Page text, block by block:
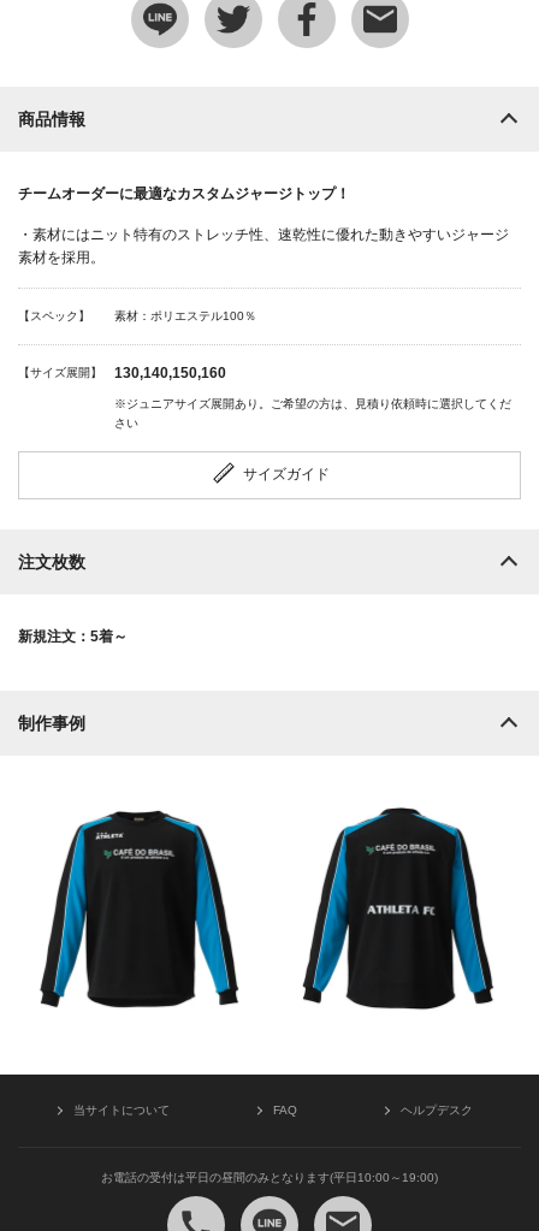
商品情報
チームオーダーに最適なカスタムジャージトップ！
・素材にはニット特有のストレッチ性、速乾性に優れた動きやすいジャージ
素材を採用。
【スペック】 素材：ポリエステル100％
【サイズ展開】 130,140,150,160
※ジュニアサイズ展開あり。ご希望の方は、見積り依頼時に選択してくだ
さい
サイズガイド
注文枚数
新規注文：5着～
制作事例
当サイトについて FAQ ヘルプデスク
お電話の受付は平日の昼間のみとなります(平日10:00～19:00)